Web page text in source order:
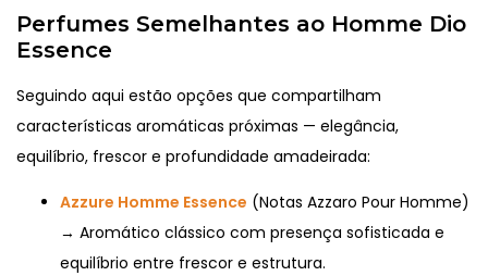
Perfumes Semelhantes ao Homme Dio
Essence
Seguindo aqui estão opções que compartilham
características aromáticas próximas — elegância,
equilíbrio, frescor e profundidade amadeirada:
Azzure Homme Essence (Notas Azzaro Pour Homme)
→ Aromático clássico com presença sofisticada e
equilíbrio entre frescor e estrutura.